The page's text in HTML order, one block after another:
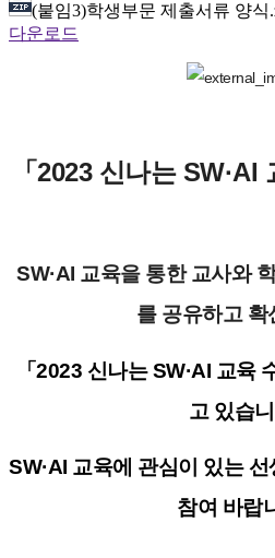
(붙임3)학생부문 제출서류 양식
다운로드
「2023 신나는 SW·AI
SW·AI 교육을 통한 교사와
를 공유하고 확
「2023 신나는SW·AI 교육
고 있습
SW·AI 교육에 관심이 있는
참여 바랍